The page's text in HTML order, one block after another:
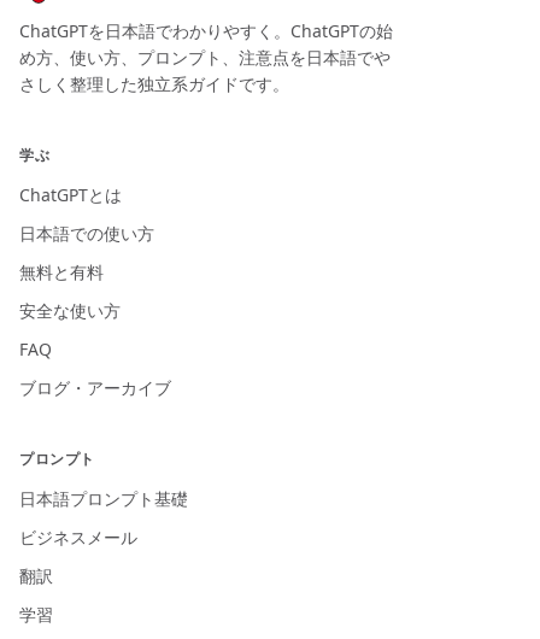
ChatGPTを日本語でわかりやすく。ChatGPTの始
め方、使い方、プロンプト、注意点を日本語でや
さしく整理した独立系ガイドです。
学ぶ
ChatGPTとは
日本語での使い方
無料と有料
安全な使い方
FAQ
ブログ・アーカイブ
プロンプト
日本語プロンプト基礎
ビジネスメール
翻訳
学習